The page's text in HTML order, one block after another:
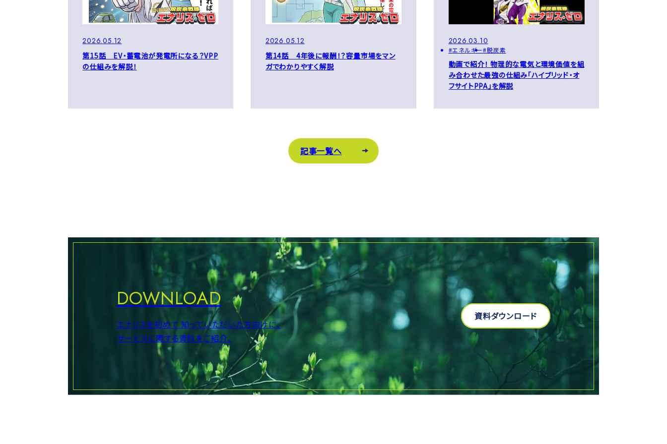
2026.05.12
第15話 EV・蓄電池が発電所になる？VPP
の仕組みを解説！
2026.05.12
第14話 4年後に報酬！？容量市場をマン
ガでわかりやすく解説
2026.03.10
エネルギー 脱炭素
動画で紹介！ 物理的な電気と環境価値を組
み合わせた最強の仕組み「ハイブリッド・オ
フサイトPPA」を解説
記事一覧へ
DOWNLOAD
エナリスを初めて 知っていただいた方向けに、
サービスに関する資料をご紹介。
資料ダウンロード